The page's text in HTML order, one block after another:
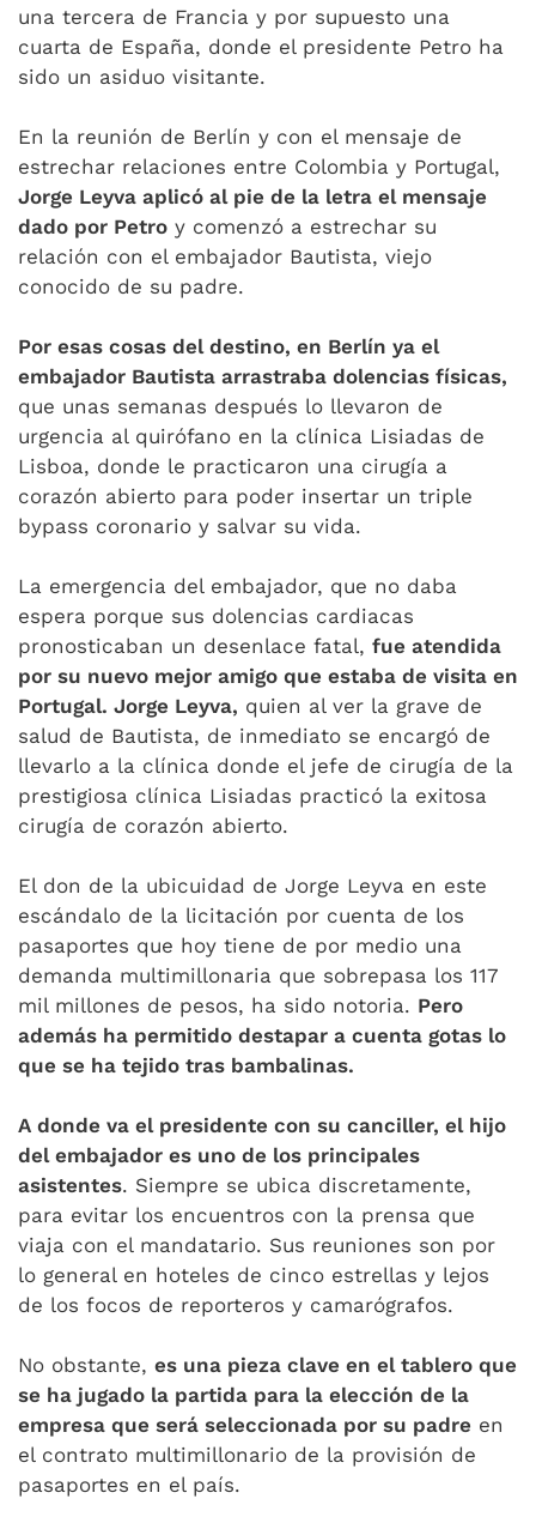
una tercera de Francia y por supuesto una
cuarta de España, donde el presidente Petro ha
sido un asiduo visitante.
En la reunión de Berlín y con el mensaje de
estrechar relaciones entre Colombia y Portugal,
Jorge Leyva aplicó al pie de la letra el mensaje
dado por Petro y comenzó a estrechar su
relación con el embajador Bautista, viejo
conocido de su padre.
Por esas cosas del destino, en Berlín ya el
embajador Bautista arrastraba dolencias físicas,
que unas semanas después lo llevaron de
urgencia al quirófano en la clínica Lisiadas de
Lisboa, donde le practicaron una cirugía a
corazón abierto para poder insertar un triple
bypass coronario y salvar su vida.
La emergencia del embajador, que no daba
espera porque sus dolencias cardiacas
pronosticaban un desenlace fatal, fue atendida
por su nuevo mejor amigo que estaba de visita en
Portugal. Jorge Leyva, quien al ver la grave de
salud de Bautista, de inmediato se encargó de
llevarlo a la clínica donde el jefe de cirugía de la
prestigiosa clínica Lisiadas practicó la exitosa
cirugía de corazón abierto.
El don de la ubicuidad de Jorge Leyva en este
escándalo de la licitación por cuenta de los
pasaportes que hoy tiene de por medio una
demanda multimillonaria que sobrepasa los 117
mil millones de pesos, ha sido notoria. Pero
además ha permitido destapar a cuenta gotas lo
que se ha tejido tras bambalinas.
A donde va el presidente con su canciller, el hijo
del embajador es uno de los principales
asistentes. Siempre se ubica discretamente,
para evitar los encuentros con la prensa que
viaja con el mandatario. Sus reuniones son por
lo general en hoteles de cinco estrellas y lejos
de los focos de reporteros y camarógrafos.
No obstante, es una pieza clave en el tablero que
se ha jugado la partida para la elección de la
empresa que será seleccionada por su padre en
el contrato multimillonario de la provisión de
pasaportes en el país.